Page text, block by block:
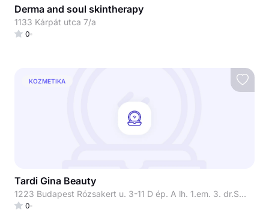
Derma and soul skintherapy
1133 Kárpát utca 7/a
0
KOZMETIKA
Tardi Gina Beauty
1223 Budapest Rózsakert u. 3-11 D ép. A lh. 1.em. 3. dr.Szőcs Hajnal bőrgyógyász főorvosnő rendelője
0